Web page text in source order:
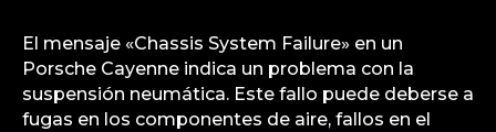
El mensaje «Chassis System Failure» en un
Porsche Cayenne indica un problema con la
suspensión neumática. Este fallo puede deberse a
fugas en los componentes de aire, fallos en el